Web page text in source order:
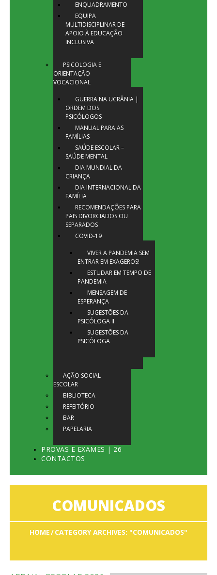
ENQUADRAMENTO
EQUIPA
MULTIDISCIPLINAR DE
APOIO À EDUCAÇÃO
INCLUSIVA
PSICOLOGIA E
ORIENTAÇÃO
VOCACIONAL
GUERRA NA UCRÂNIA |
ORDEM DOS
PSICÓLOGOS
MANUAL PARA AS
FAMÍLIAS
SAÚDE ESCOLAR –
SAÚDE MENTAL
DIA MUNDIAL DA
CRIANÇA
DIA INTERNACIONAL DA
FAMÍLIA
RECOMENDAÇÕES PARA
PAIS DIVORCIADOS OU
SEPARADOS
COVID-19
VIVER A PANDEMIA SEM
ENTRAR EM EXAGEROS!
ESTUDAR EM TEMPO DE
PANDEMIA
MENSAGEM DE
ESPERANÇA
SUGESTÕES DA
PSICÓLOGA II
SUGESTÕES DA
PSICÓLOGA
AÇÃO SOCIAL
ESCOLAR
BIBLIOTECA
REFEITÓRIO
BAR
PAPELARIA
PROVAS E EXAMES | 26
CONTACTOS
COMUNICADOS
HOME CATEGORY ARCHIVES: "COMUNICADOS"